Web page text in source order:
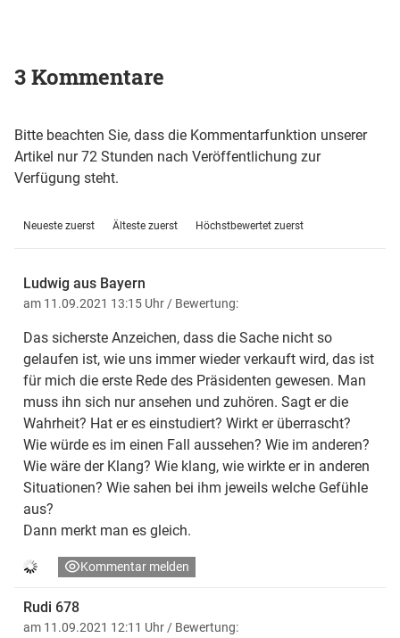
3 Kommentare
Bitte beachten Sie, dass die Kommentarfunktion unserer
Artikel nur 72 Stunden nach Veröffentlichung zur
Verfügung steht.
Neueste zuerst Älteste zuerst Höchstbewertet zuerst
Ludwig aus Bayern
am 11.09.2021 13:15 Uhr / Bewertung:
Das sicherste Anzeichen, dass die Sache nicht so
gelaufen ist, wie uns immer wieder verkauft wird, das ist
für mich die erste Rede des Präsidenten gewesen. Man
muss ihn sich nur ansehen und zuhören. Sagt er die
Wahrheit? Hat er es einstudiert? Wirkt er überrascht?
Wie würde es im einen Fall aussehen? Wie im anderen?
Wie wäre der Klang? Wie klang, wie wirkte er in anderen
Situationen? Wie sahen bei ihm jeweils welche Gefühle
aus?
Dann merkt man es gleich.
Kommentar melden
Rudi 678
am 11.09.2021 12:11 Uhr / Bewertung: